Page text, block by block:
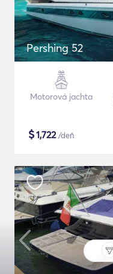
Pershing 52
Motorová jachta
$1,722/deň